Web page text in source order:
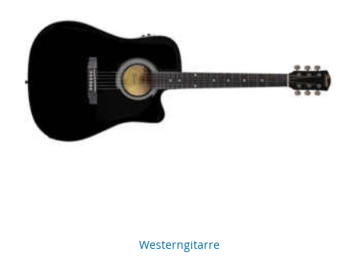
Westerngitarre